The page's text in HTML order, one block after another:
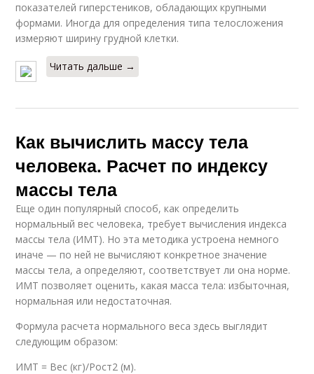
показателей гиперстеников, обладающих крупными
формами. Иногда для определения типа телосложения
измеряют ширину грудной клетки.
Читать дальше →
Как вычислить массу тела
человека. Расчет по индексу
массы тела
Еще один популярный способ, как определить
нормальный вес человека, требует вычисления индекса
массы тела (ИМТ). Но эта методика устроена немного
иначе — по ней не вычисляют конкретное значение
массы тела, а определяют, соответствует ли она норме.
ИМТ позволяет оценить, какая масса тела: избыточная,
нормальная или недостаточная.
Формула расчета нормального веса здесь выглядит
следующим образом:
ИМТ = Вес (кг)/Рост2 (м).